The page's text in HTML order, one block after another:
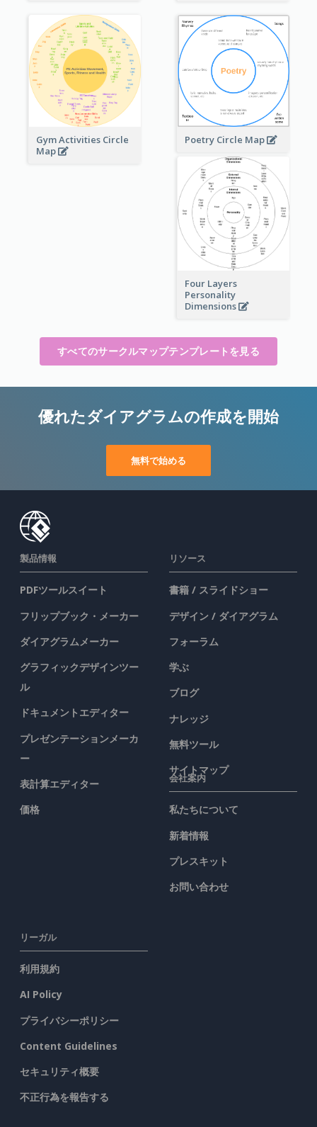
Gym Activities Circle
Map
Poetry Circle Map
Four Layers
Personality
Dimensions
すべてのサークルマップテンプレートを見る
優れたダイアグラムの作成を開始
無料で始める
製品情報
PDFツールスイート
フリップブック・メーカー
ダイアグラムメーカー
グラフィックデザインツー
ル
ドキュメントエディター
プレゼンテーションメーカ
ー
表計算エディター
価格
リソース
書籍 / スライドショー
デザイン / ダイアグラム
フォーラム
学ぶ
ブログ
ナレッジ
無料ツール
サイトマップ
会社案内
私たちについて
新着情報
プレスキット
お問い合わせ
リーガル
利用規約
AI Policy
プライバシーポリシー
Content Guidelines
セキュリティ概要
不正行為を報告する